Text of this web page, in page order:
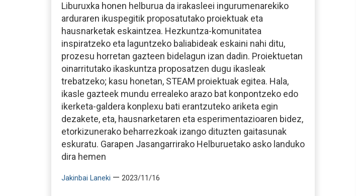
Liburuxka honen helburua da irakasleei ingurumenarekiko
arduraren ikuspegitik proposatutako proiektuak eta
hausnarketak eskaintzea. Hezkuntza-komunitatea
inspiratzeko eta laguntzeko baliabideak eskaini nahi ditu,
prozesu horretan gazteen bidelagun izan dadin. Proiektuetan
oinarritutako ikaskuntza proposatzen dugu ikasleak
trebatzeko; kasu honetan, STEAM proiektuak egitea. Hala,
ikasle gazteek mundu errealeko arazo bat konpontzeko edo
ikerketa-galdera konplexu bati erantzuteko ariketa egin
dezakete, eta, hausnarketaren eta esperimentazioaren bidez,
etorkizunerako beharrezkoak izango dituzten gaitasunak
eskuratu. Garapen Jasangarrirako Helburuetako asko landuko
dira hemen
Jakinbai Laneki — 2023/11/16